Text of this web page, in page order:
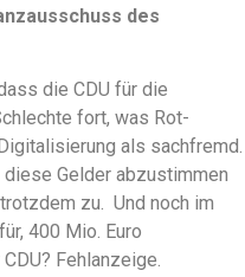
des
die CDU für die
fort, was Rot-
als sachfremd.
Gelder abzustimmen
zu. Und noch im
400 Mio. Euro
Fehlanzeige.